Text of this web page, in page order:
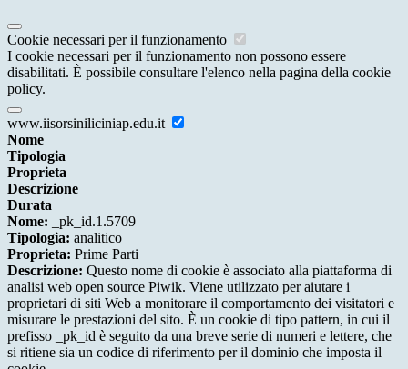
Cookie necessari per il funzionamento
I cookie necessari per il funzionamento non possono essere
disabilitati. È possibile consultare l'elenco nella pagina della cookie
policy.
www.iisorsiniliciniap.edu.it
Nome
Tipologia
Proprieta
Descrizione
Durata
Nome: _pk_id.1.5709
Tipologia: analitico
Proprieta: Prime Parti
Descrizione: Questo nome di cookie è associato alla piattaforma di
analisi web open source Piwik. Viene utilizzato per aiutare i
proprietari di siti Web a monitorare il comportamento dei visitatori e
misurare le prestazioni del sito. È un cookie di tipo pattern, in cui il
prefisso _pk_id è seguito da una breve serie di numeri e lettere, che
si ritiene sia un codice di riferimento per il dominio che imposta il